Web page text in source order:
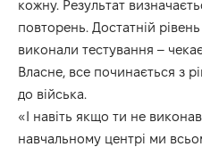
кожну. Результат
повторень. Достатній
виконали тестування –
Власне, все починається з
до війська.
«І навіть якщо ти не
навчальному центрі ми